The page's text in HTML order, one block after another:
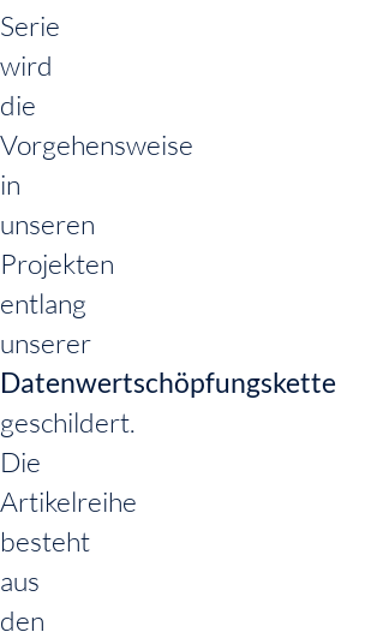
Serie
wird
die
Vorgehensweise
in
unseren
Projekten
entlang
unserer
Datenwertschöpfungskette
geschildert.
Die
Artikelreihe
besteht
aus
den